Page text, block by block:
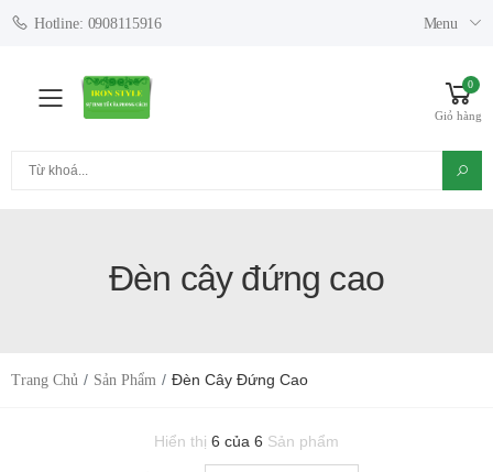
Hotline: 0908115916 Menu
Toggle mobile menu
0
Giỏ hàng
Đèn cây đứng cao
Trang Chủ Sản Phẩm Đèn Cây Đứng Cao
Hiển thị 6 của 6 Sản phẩm